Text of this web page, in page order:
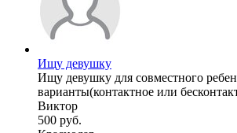
Ищу девушку
Ищу девушку для совместного
варианты(контактное или
Виктор
500 руб.